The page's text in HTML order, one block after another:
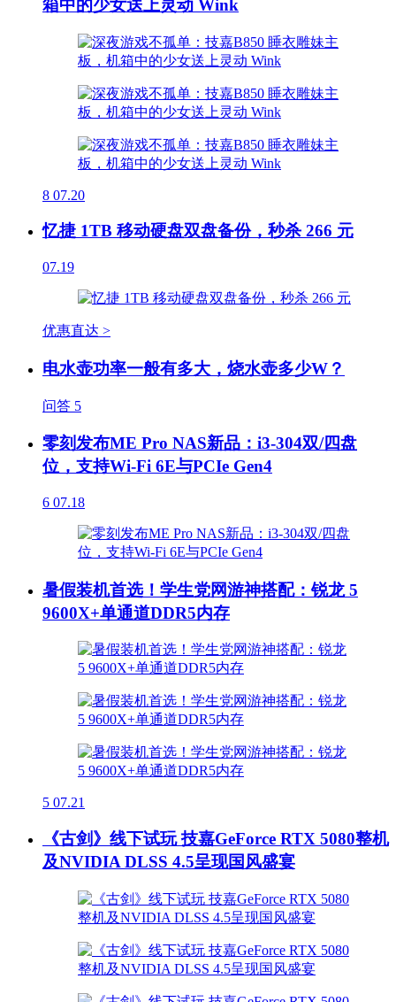
箱中的少女送上灵动 Wink
8 07.20
忆捷 1TB 移动硬盘双盘备份，秒杀 266 元
07.19
优惠直达 >
电水壶功率一般有多大，烧水壶多少W？
问答 5
零刻发布ME Pro NAS新品：i3-304双/四盘
位，支持Wi-Fi 6E与PCIe Gen4
6 07.18
暑假装机首选！学生党网游神搭配：锐龙 5
9600X+单通道DDR5内存
5 07.21
《古剑》线下试玩 技嘉GeForce RTX 5080整机
及NVIDIA DLSS 4.5呈现国风盛宴